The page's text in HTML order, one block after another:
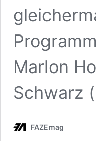
Marlon
Schwarz
FAZEmag